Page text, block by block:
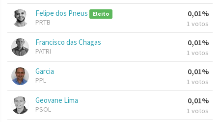
Felipe dos Pneus Eleito
PRTB
0,01%
1 votos
Francisco das Chagas
PATRI
0,01%
1 votos
Garcia
PPL
0,01%
1 votos
Geovane Lima
PSOL
0,01%
1 votos